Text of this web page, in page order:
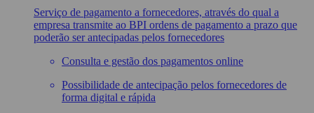
Serviço de pagamento a fornecedores, através do qual a
empresa transmite ao BPI ordens de pagamento a prazo que
poderão ser antecipadas pelos fornecedores
Consulta e gestão dos pagamentos online
Possibilidade de antecipação pelos fornecedores de
forma digital e rápida